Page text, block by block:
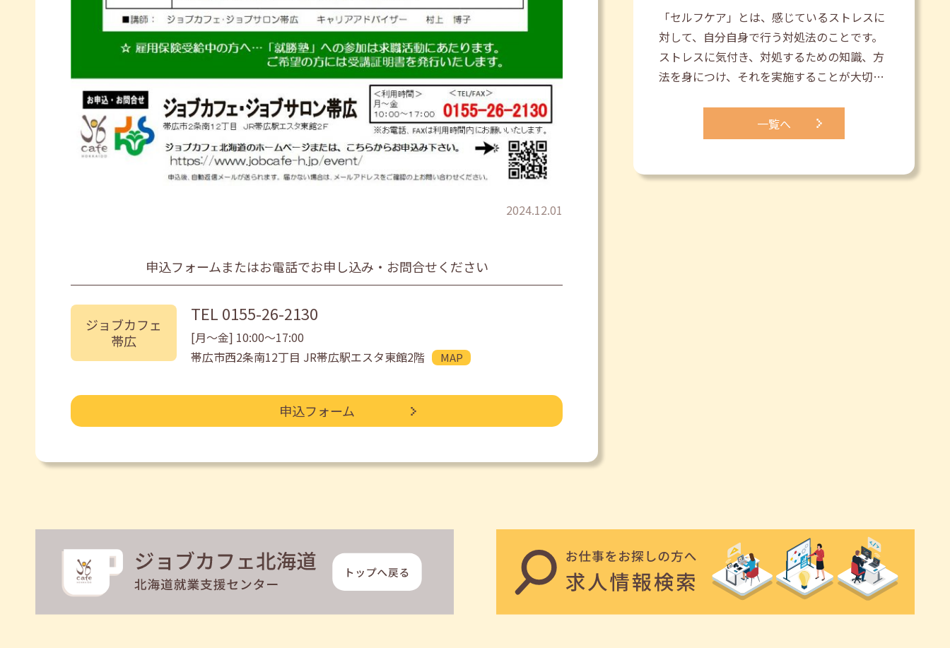
2024.12.01
申込フォームまたはお電話でお申し込み・お問合せください
ジョブカフェ
帯広
TEL 0155-26-2130
[月〜金] 10:00〜17:00
帯広市西2条南12丁目 JR帯広駅エスタ東館2階
MAP
申込フォーム
「セルフケア」とは、感じているストレスに
対して、自分自身で行う対処法のことです。
ストレスに気付き、対処するための知識、方
法を身につけ、それを実施することが大切…
一覧へ